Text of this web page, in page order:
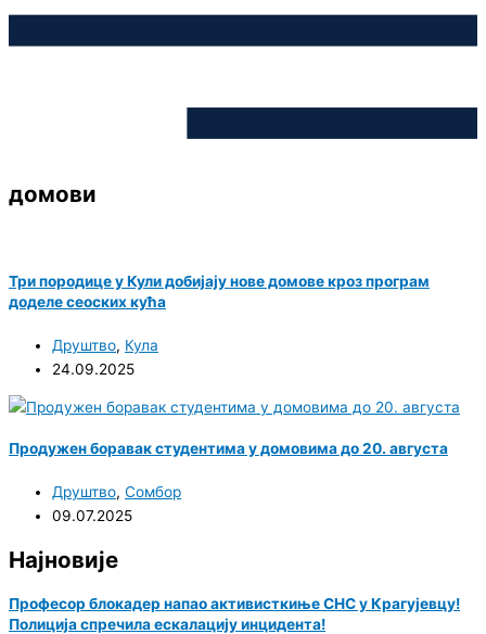
домови
Три породице у Кули добијају нове домове кроз програм
доделе сеоских кућа
Друштво, Кула
24.09.2025
Продужен боравак студентима у домовима до 20. августа
Друштво, Сомбор
09.07.2025
Најновије
Професор блокадер напао активисткиње СНС у Крагујевцу!
Полиција спречила ескалацију инцидента!